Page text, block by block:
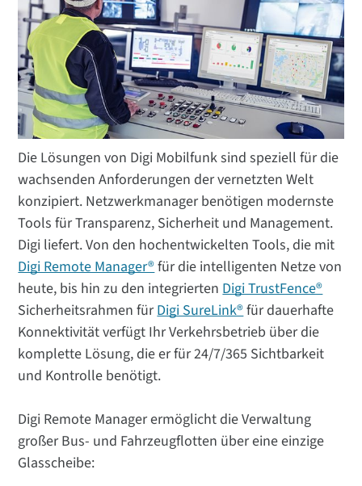
Die Lösungen von Digi Mobilfunk sind speziell für die
wachsenden Anforderungen der vernetzten Welt
konzipiert. Netzwerkmanager benötigen modernste
Tools für Transparenz, Sicherheit und Management.
Digi liefert. Von den hochentwickelten Tools, die mit
Digi Remote Manager®für die intelligenten Netze von
heute, bis hin zu den integrierten Digi TrustFence®
Sicherheitsrahmen fürDigi SureLink®für dauerhafte
Konnektivität verfügt Ihr Verkehrsbetrieb über die
komplette Lösung, die er für 24/7/365 Sichtbarkeit
und Kontrolle benötigt.
Digi Remote Manager ermöglicht die Verwaltung
großer Bus- und Fahrzeugflotten über eine einzige
Glasscheibe: